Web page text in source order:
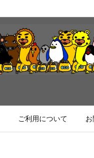
ご利用について